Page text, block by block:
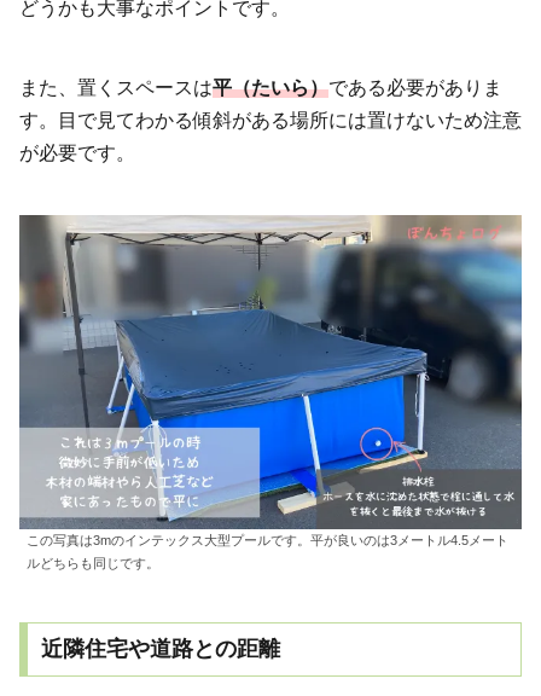
どうかも大事なポイントです。
また、置くスペースは平（たいら）である必要がありま
す。目で見てわかる傾斜がある場所には置けないため注意
が必要です。
この写真は3mのインテックス大型プールです。平が良いのは3メートル4.5メート
ルどちらも同じです。
近隣住宅や道路との距離